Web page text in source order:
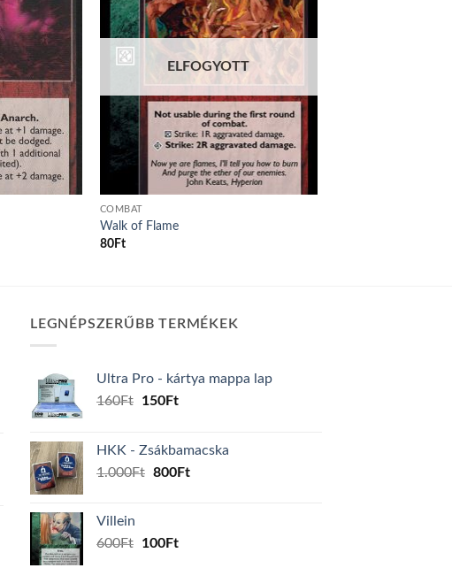
ELFOGYOTT
COMBAT
Walk of Flame
80Ft
LEGNÉPSZERŰBB TERMÉKEK
Ultra Pro - kártya mappa lap
160Ft
Original
160Ft.
150FtCurrent
150Ft.
HKK - Zsákbamacska
1.000Ft Original
800FtCurrent
Villein
600Ft
Original
100FtCurrent